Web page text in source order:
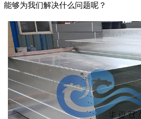
能够为我们解决什么问题呢？